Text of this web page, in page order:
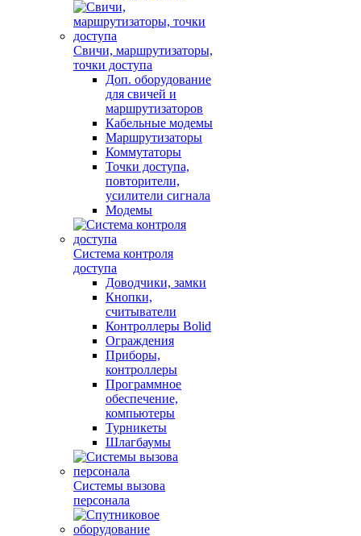
Свичи, маршрутизаторы,
точки доступа
Доп. оборудование
для свичей и
маршрутизаторов
Кабельные модемы
Маршрутизаторы
Коммутаторы
Точки доступа,
повторители,
усилители сигнала
Модемы
Система контроля
доступа
Доводчики, замки
Кнопки,
считыватели
Контроллеры Bolid
Ограждения
Приборы,
контроллеры
Программное
обеспечение,
компьютеры
Турникеты
Шлагбаумы
Системы вызова
персонала